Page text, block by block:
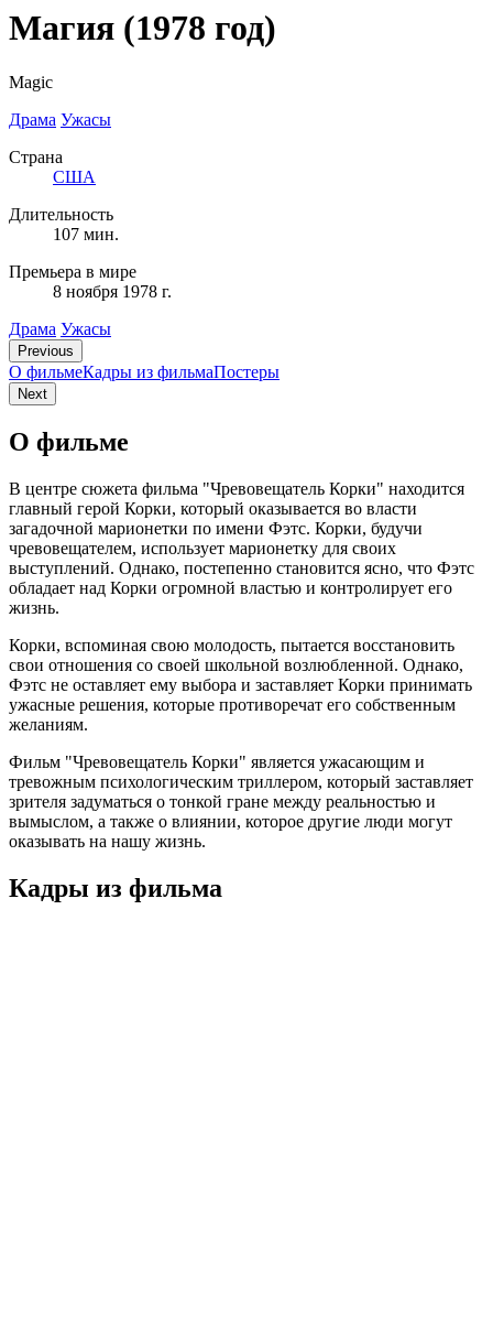
Магия (1978 год)
Magic
Драма Ужасы
Страна
США
Длительность
107 мин.
Премьера в мире
8 ноября 1978 г.
Драма Ужасы
Previous
О фильмеКадры из фильмaПостеры
Next
О фильме
В центре сюжета фильма "Чревовещатель Корки" находится
главный герой Корки, который оказывается во власти
загадочной марионетки по имени Фэтс. Корки, будучи
чревовещателем, использует марионетку для своих
выступлений. Однако, постепенно становится ясно, что Фэтс
обладает над Корки огромной властью и контролирует его
жизнь.
Корки, вспоминая свою молодость, пытается восстановить
свои отношения со своей школьной возлюбленной. Однако,
Фэтс не оставляет ему выбора и заставляет Корки принимать
ужасные решения, которые противоречат его собственным
желаниям.
Фильм "Чревовещатель Корки" является ужасающим и
тревожным психологическим триллером, который заставляет
зрителя задуматься о тонкой гране между реальностью и
вымыслом, а также о влиянии, которое другие люди могут
оказывать на нашу жизнь.
Кадры из фильмa